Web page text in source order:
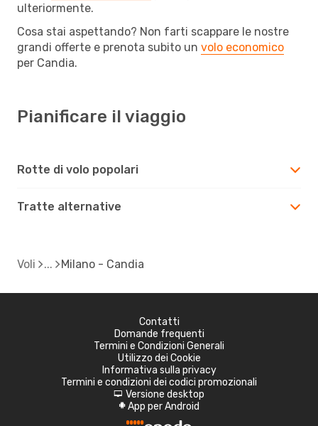
ulteriormente.
Cosa stai aspettando? Non farti scappare le nostre
grandi offerte e prenota subito un volo economico
per Candia.
Pianificare il viaggio
Rotte di volo popolari
Tratte alternative
Voli Milano - Candia
Contatti
Domande frequenti
Termini e Condizioni Generali
Utilizzo dei Cookie
Informativa sulla privacy
Termini e condizioni dei codici promozionali
d Versione desktop
A App per Android